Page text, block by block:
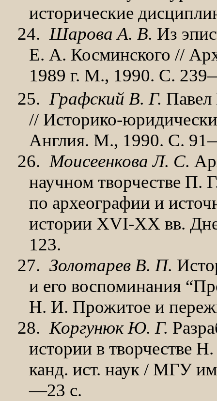
исторические
24. Шарова А. В. Из
Е. А. Косминского //
1989 г. М., 1990. С.
25. Графский В. Г. Павел
// Историко-
Англия. М., 1990. С.
26. Моисеенкова Л. С.
научном творчестве П.
по археографии и
истории XVI-XX вв.
123.
27. Золотарев В. П.
и его воспоминания
Н. И. Прожитое и
28. Коргунюк Ю. Г.
истории в творчестве
канд. ист. наук / МГУ
—23 с.